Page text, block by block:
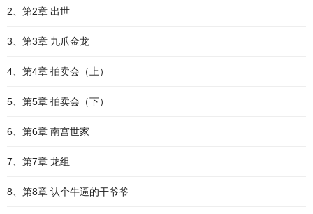
2、第2章 出世
3、第3章 九爪金龙
4、第4章 拍卖会（上）
5、第5章 拍卖会（下）
6、第6章 南宫世家
7、第7章 龙组
8、第8章 认个牛逼的干爷爷